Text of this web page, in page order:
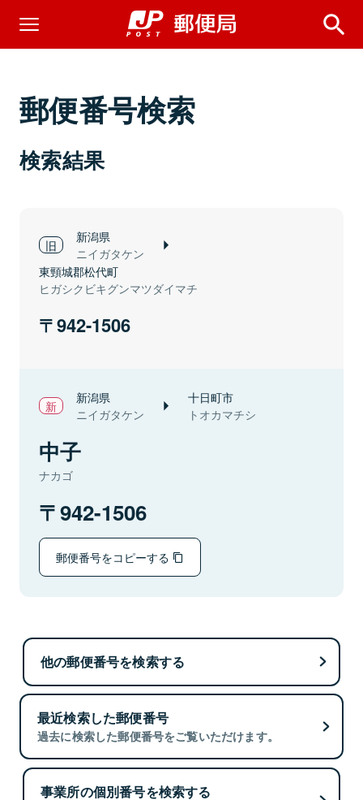
郵便番号検索
検索結果
新潟県
ニイガタケン
東頸城郡松代町
ヒガシクビキグンマツダイマチ
942-1506
新潟県
ニイガタケン
十日町市
トオカマチシ
中子
ナカゴ
942-1506
郵便番号をコピーする
他の郵便番号を検索する
最近検索した郵便番号
過去に検索した郵便番号をご覧いただけます。
事業所の個別番号を検索する